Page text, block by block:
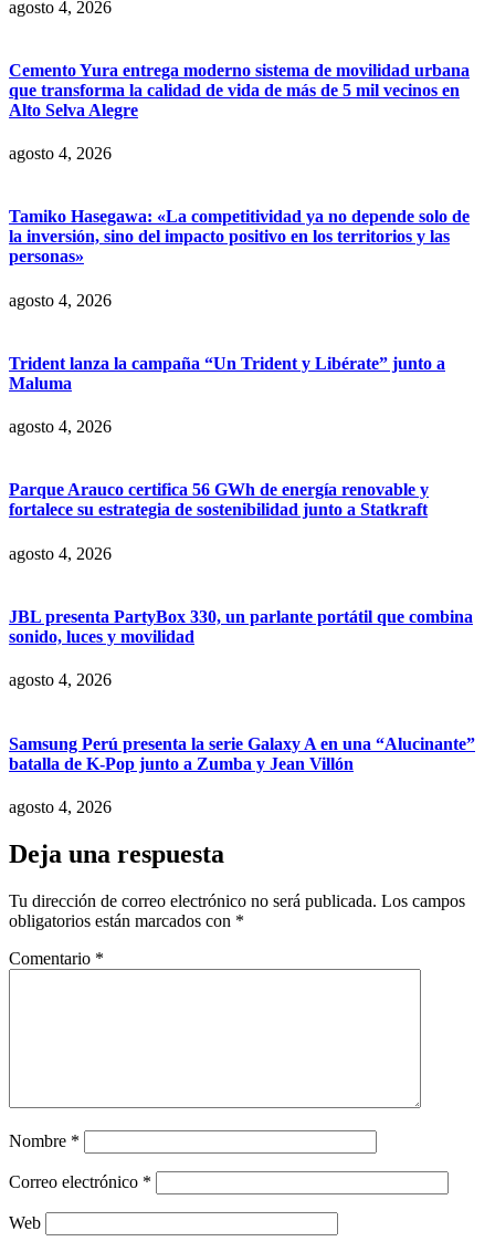
agosto 4, 2026
Cemento Yura entrega moderno sistema de movilidad urbana
que transforma la calidad de vida de más de 5 mil vecinos en
Alto Selva Alegre
agosto 4, 2026
Tamiko Hasegawa: «La competitividad ya no depende solo de
la inversión, sino del impacto positivo en los territorios y las
personas»
agosto 4, 2026
Trident lanza la campaña “Un Trident y Libérate” junto a
Maluma
agosto 4, 2026
Parque Arauco certifica 56 GWh de energía renovable y
fortalece su estrategia de sostenibilidad junto a Statkraft
agosto 4, 2026
JBL presenta PartyBox 330, un parlante portátil que combina
sonido, luces y movilidad
agosto 4, 2026
Samsung Perú presenta la serie Galaxy A en una “Alucinante”
batalla de K-Pop junto a Zumba y Jean Villón
agosto 4, 2026
Deja una respuesta
Tu dirección de correo electrónico no será publicada. Los campos
obligatorios están marcados con *
Comentario *
Nombre *
Correo electrónico *
Web